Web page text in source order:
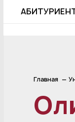
Главная